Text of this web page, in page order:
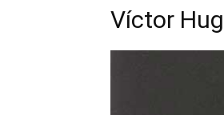
Víctor